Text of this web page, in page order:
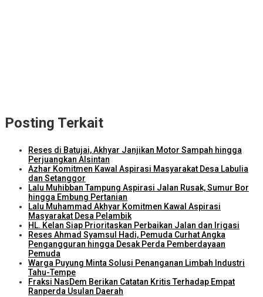
Posting Terkait
Reses di Batujai, Akhyar Janjikan Motor Sampah hingga
Perjuangkan Alsintan
Azhar Komitmen Kawal Aspirasi Masyarakat Desa Labulia
dan Setanggor
Lalu Muhibban Tampung Aspirasi Jalan Rusak, Sumur Bor
hingga Embung Pertanian
Lalu Muhammad Akhyar Komitmen Kawal Aspirasi
Masyarakat Desa Pelambik
HL. Kelan Siap Prioritaskan Perbaikan Jalan dan Irigasi
Reses Ahmad Syamsul Hadi, Pemuda Curhat Angka
Pengangguran hingga Desak Perda Pemberdayaan
Pemuda
Warga Puyung Minta Solusi Penanganan Limbah Industri
Tahu-Tempe
Fraksi NasDem Berikan Catatan Kritis Terhadap Empat
Ranperda Usulan Daerah